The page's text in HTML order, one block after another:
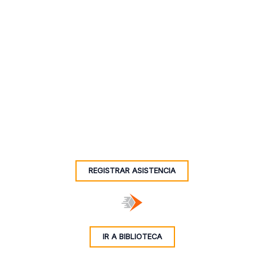
REGISTRAR ASISTENCIA
IR A BIBLIOTECA